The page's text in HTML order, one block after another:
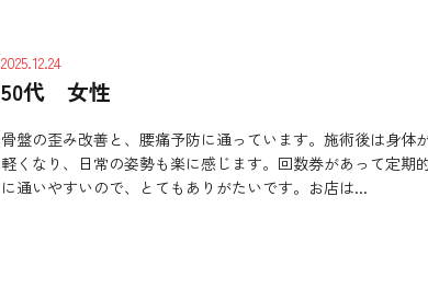
2025.12.24
50代 女性
骨盤の歪み改善と、腰痛予防に通っています。施術後は身体
軽くなり、日常の姿勢も楽に感じます。回数券があって定期的
に通いやすいので、とてもありがたいです。お店は...